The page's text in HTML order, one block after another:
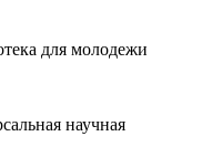
для молодежи
научная